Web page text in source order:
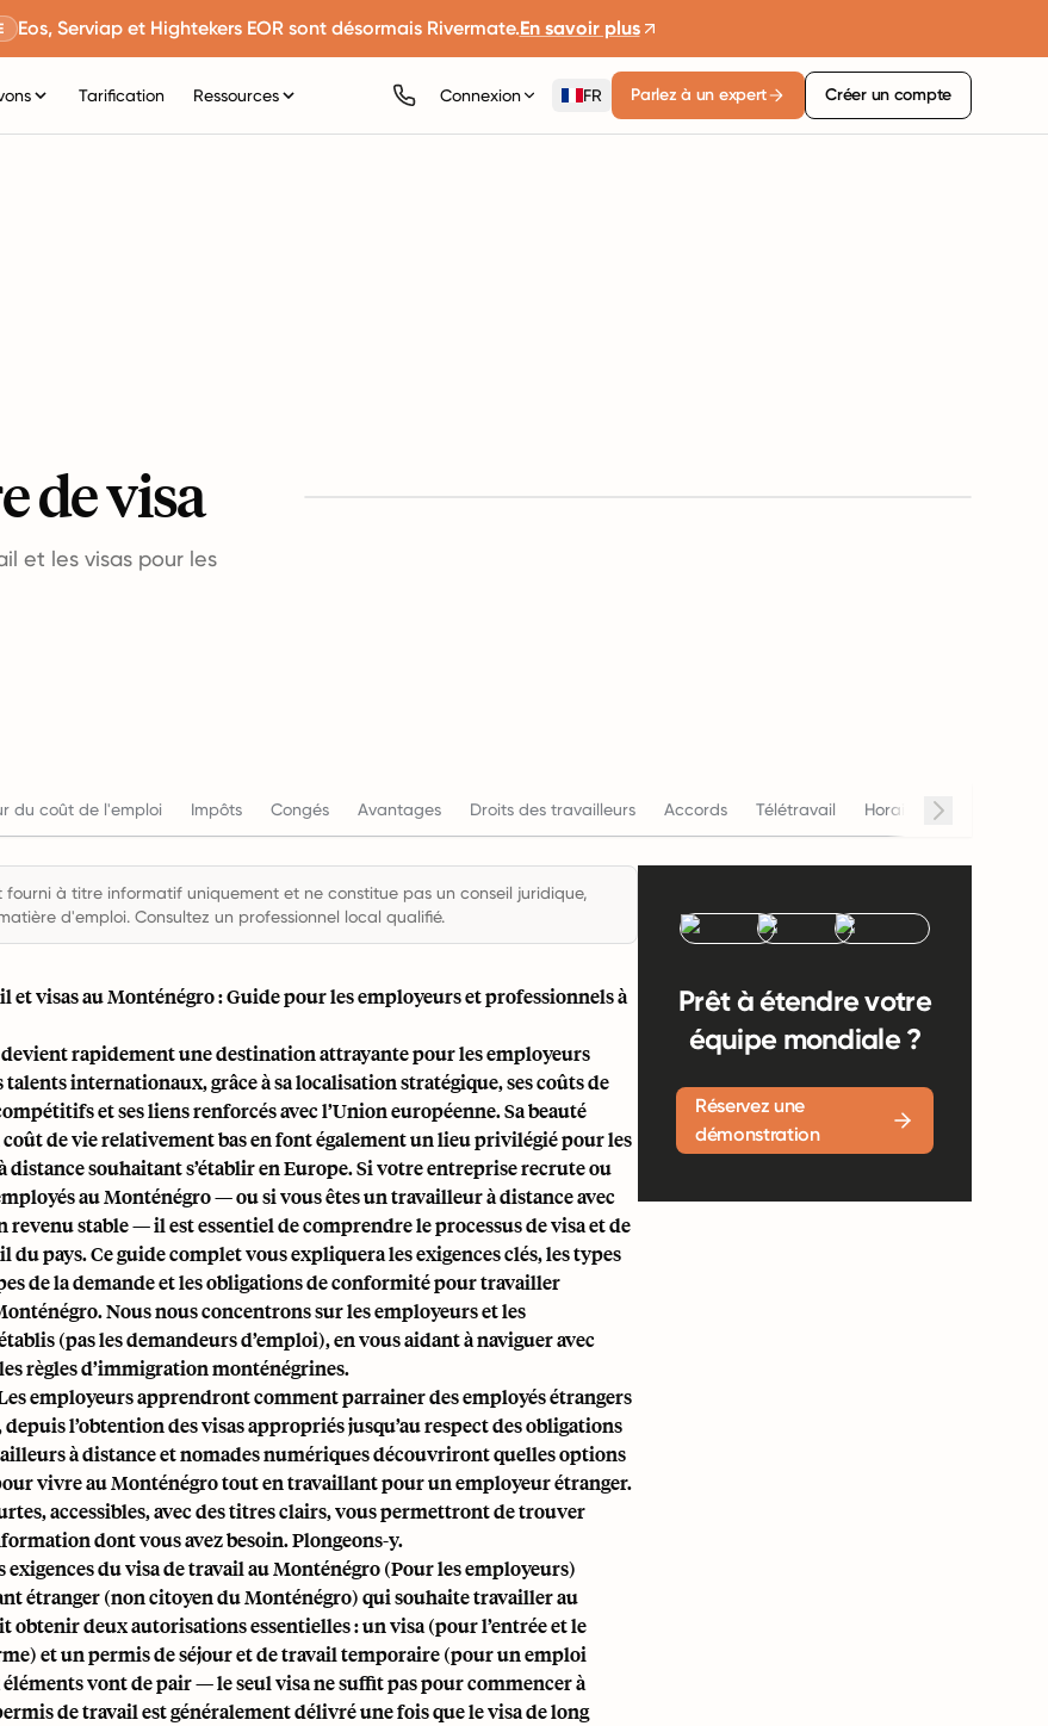
Eos, Serviap et Hightekers EOR sont désormais Rivermate.En savoir plus
Tarification Ressources Connexion FR Parlez à un expert Créer un compte
de visa
et les visas pour les
du coût de l'emploi Impôts Congés Avantages Droits des travailleurs Accords Télétravail Horaires de travail
fourni à titre informatif uniquement et ne constitue pas un conseil juridique,
d'emploi. Consultez un professionnel local qualifié.
et visas au Monténégro : Guide pour les employeurs et professionnels à
rapidement une destination attrayante pour les employeurs
internationaux, grâce à sa localisation stratégique, ses coûts de
et ses liens renforcés avec l’Union européenne. Sa beauté
de vie relativement bas en font également un lieu privilégié pour les
distance souhaitant s’établir en Europe. Si votre entreprise recrute ou
au Monténégro — ou si vous êtes un travailleur à distance avec
revenu stable — il est essentiel de comprendre le processus de visa et de
du pays. Ce guide complet vous expliquera les exigences clés, les types
de la demande et les obligations de conformité pour travailler
Nous nous concentrons sur les employeurs et les
(pas les demandeurs d’emploi), en vous aidant à naviguer avec
règles d’immigration monténégrines.
employeurs apprendront comment parrainer des employés étrangers
l’obtention des visas appropriés jusqu’au respect des obligations
à distance et nomades numériques découvriront quelles options
vivre au Monténégro tout en travaillant pour un employeur étranger.
accessibles, avec des titres clairs, vous permettront de trouver
dont vous avez besoin. Plongeons-y.
exigences du visa de travail au Monténégro (Pour les employeurs)
étranger (non citoyen du Monténégro) qui souhaite travailler au
obtenir deux autorisations essentielles : un visa (pour l’entrée et le
et un permis de séjour et de travail temporaire (pour un emploi
éléments vont de pair — le seul visa ne suffit pas pour commencer à
de travail est généralement délivré une fois que le visa de long
Prêt à étendre votre
équipe mondiale ?
Réservez une
démonstration